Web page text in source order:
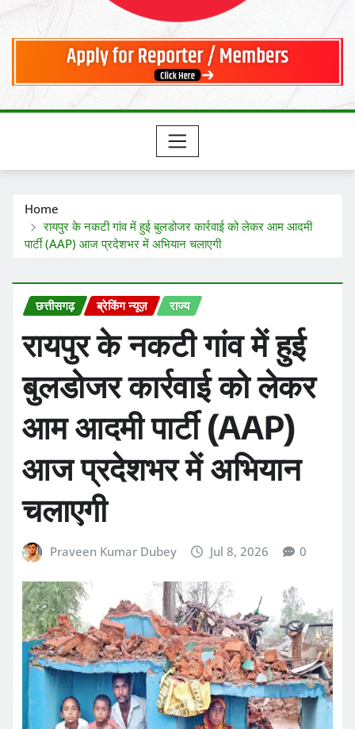
Home
रायपुर के नकटी गांव में हुई बुलडोजर कार्रवाई को लेकर आम आदमी
पार्टी (AAP) आज प्रदेशभर में अभियान चलाएगी
छत्तीसगढ़ ब्रेकिंग न्यूज़ राज्य
रायपुर के नकटी गांव में हुई
बुलडोजर कार्रवाई को लेकर
आम आदमी पार्टी (AAP)
आज प्रदेशभर में अभियान
चलाएगी
Praveen Kumar Dubey Jul 8, 2026 0